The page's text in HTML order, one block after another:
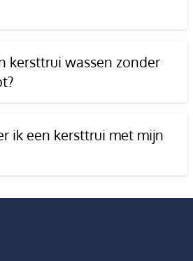
kersttrui wassen zonder
ik een kersttrui met mijn